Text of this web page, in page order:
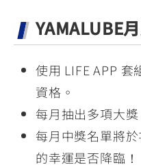
YAMALUBE
使用 LIFE APP
資格。
每月抽出多項大
每月中獎名單將
的幸運是否降臨！